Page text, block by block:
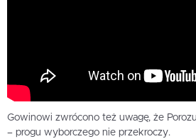
Gowinowi zwrócono też uwagę, że
– progu wyborczego nie przekroczy.